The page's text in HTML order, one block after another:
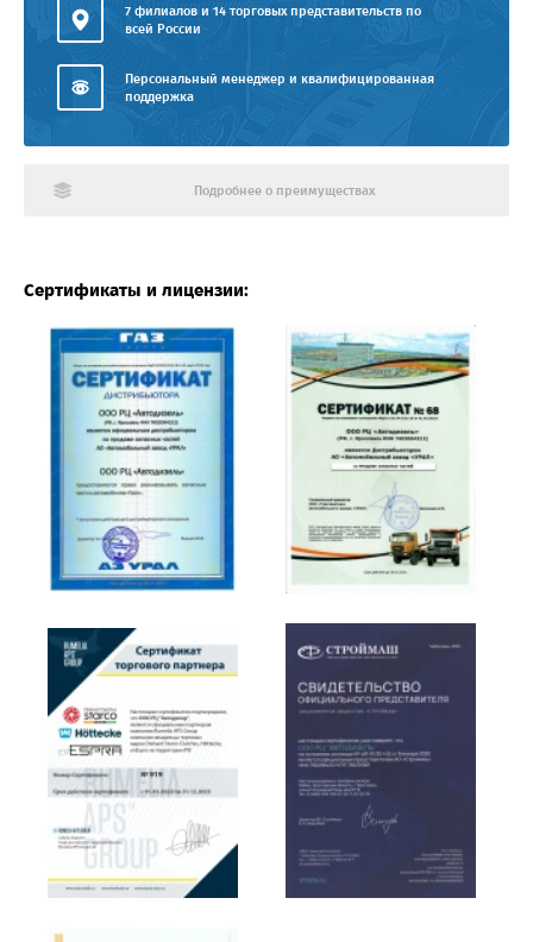
7 филиалов и 14 торговых представительств по
всей России
Персональный менеджер и квалифицированная
поддержка
Подробнее о преимуществах
Сертификаты и лицензии: